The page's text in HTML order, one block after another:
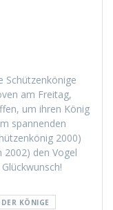
Schützenkönige
am Freitag,
um ihren König
spannenden
2000)
2002) den Vogel
KÖNIGE